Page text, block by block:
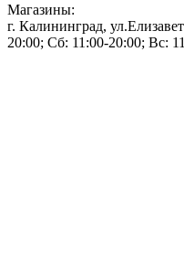
Магазины:
г. Калининград,
20:00; Сб: 11:00-20:00; Вс: